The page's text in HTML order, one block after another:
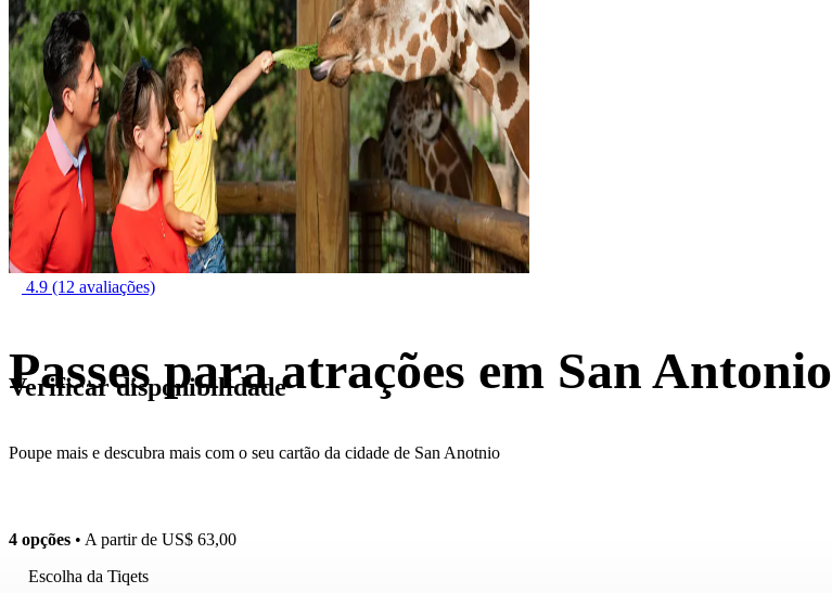
4.9 (12 avaliações)
Passes para atrações em San Antonio
Poupe mais e descubra mais com o seu cartão da cidade de San Anotnio
Verificar disponibilidade
4 opções • A partir de US$ 63,00
Escolha da Tiqets